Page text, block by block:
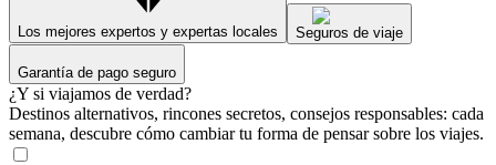
Los mejores expertos y expertas locales Seguros de viaje
Garantía de pago seguro
¿Y si viajamos de verdad?
Destinos alternativos, rincones secretos, consejos responsables: cada
semana, descubre cómo cambiar tu forma de pensar sobre los viajes.